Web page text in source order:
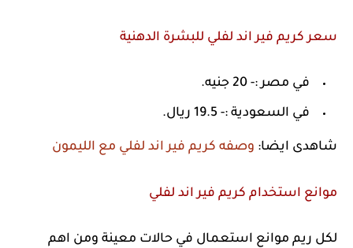
سعر كريم فير اند لفلي للبشرة الدهنية
في مصر :- 20 جنيه.
في السعودية :- 19.5 ريال.
شاهدى ايضا: وصفه كريم فير اند لفلي مع الليمون
موانع استخدام كريم فير اند لفلي
لكل ريم موانع استعمال في حالات معينة ومن اهم